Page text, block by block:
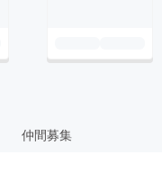
仲間募集